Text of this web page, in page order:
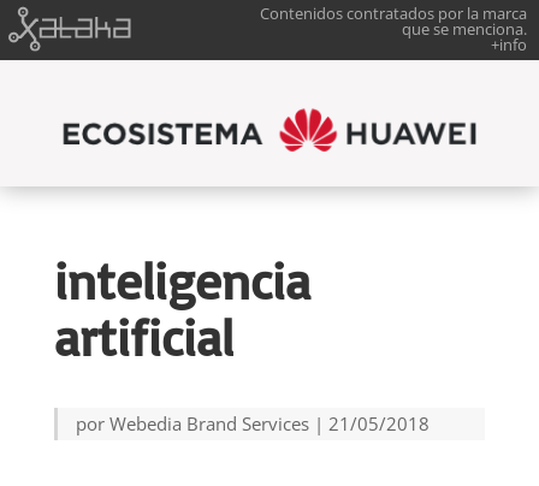
Contenidos contratados por la marca
que se menciona.
+info
inteligencia
artificial
por Webedia Brand Services| 21/05/2018